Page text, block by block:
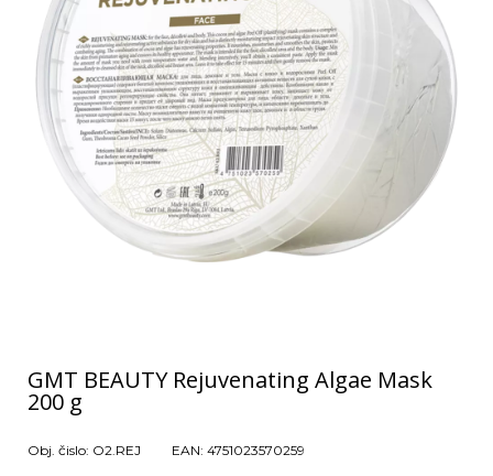
GMT BEAUTY Rejuvenating Algae Mask
200 g
Obj. čislo: O2.REJ EAN: 4751023570259